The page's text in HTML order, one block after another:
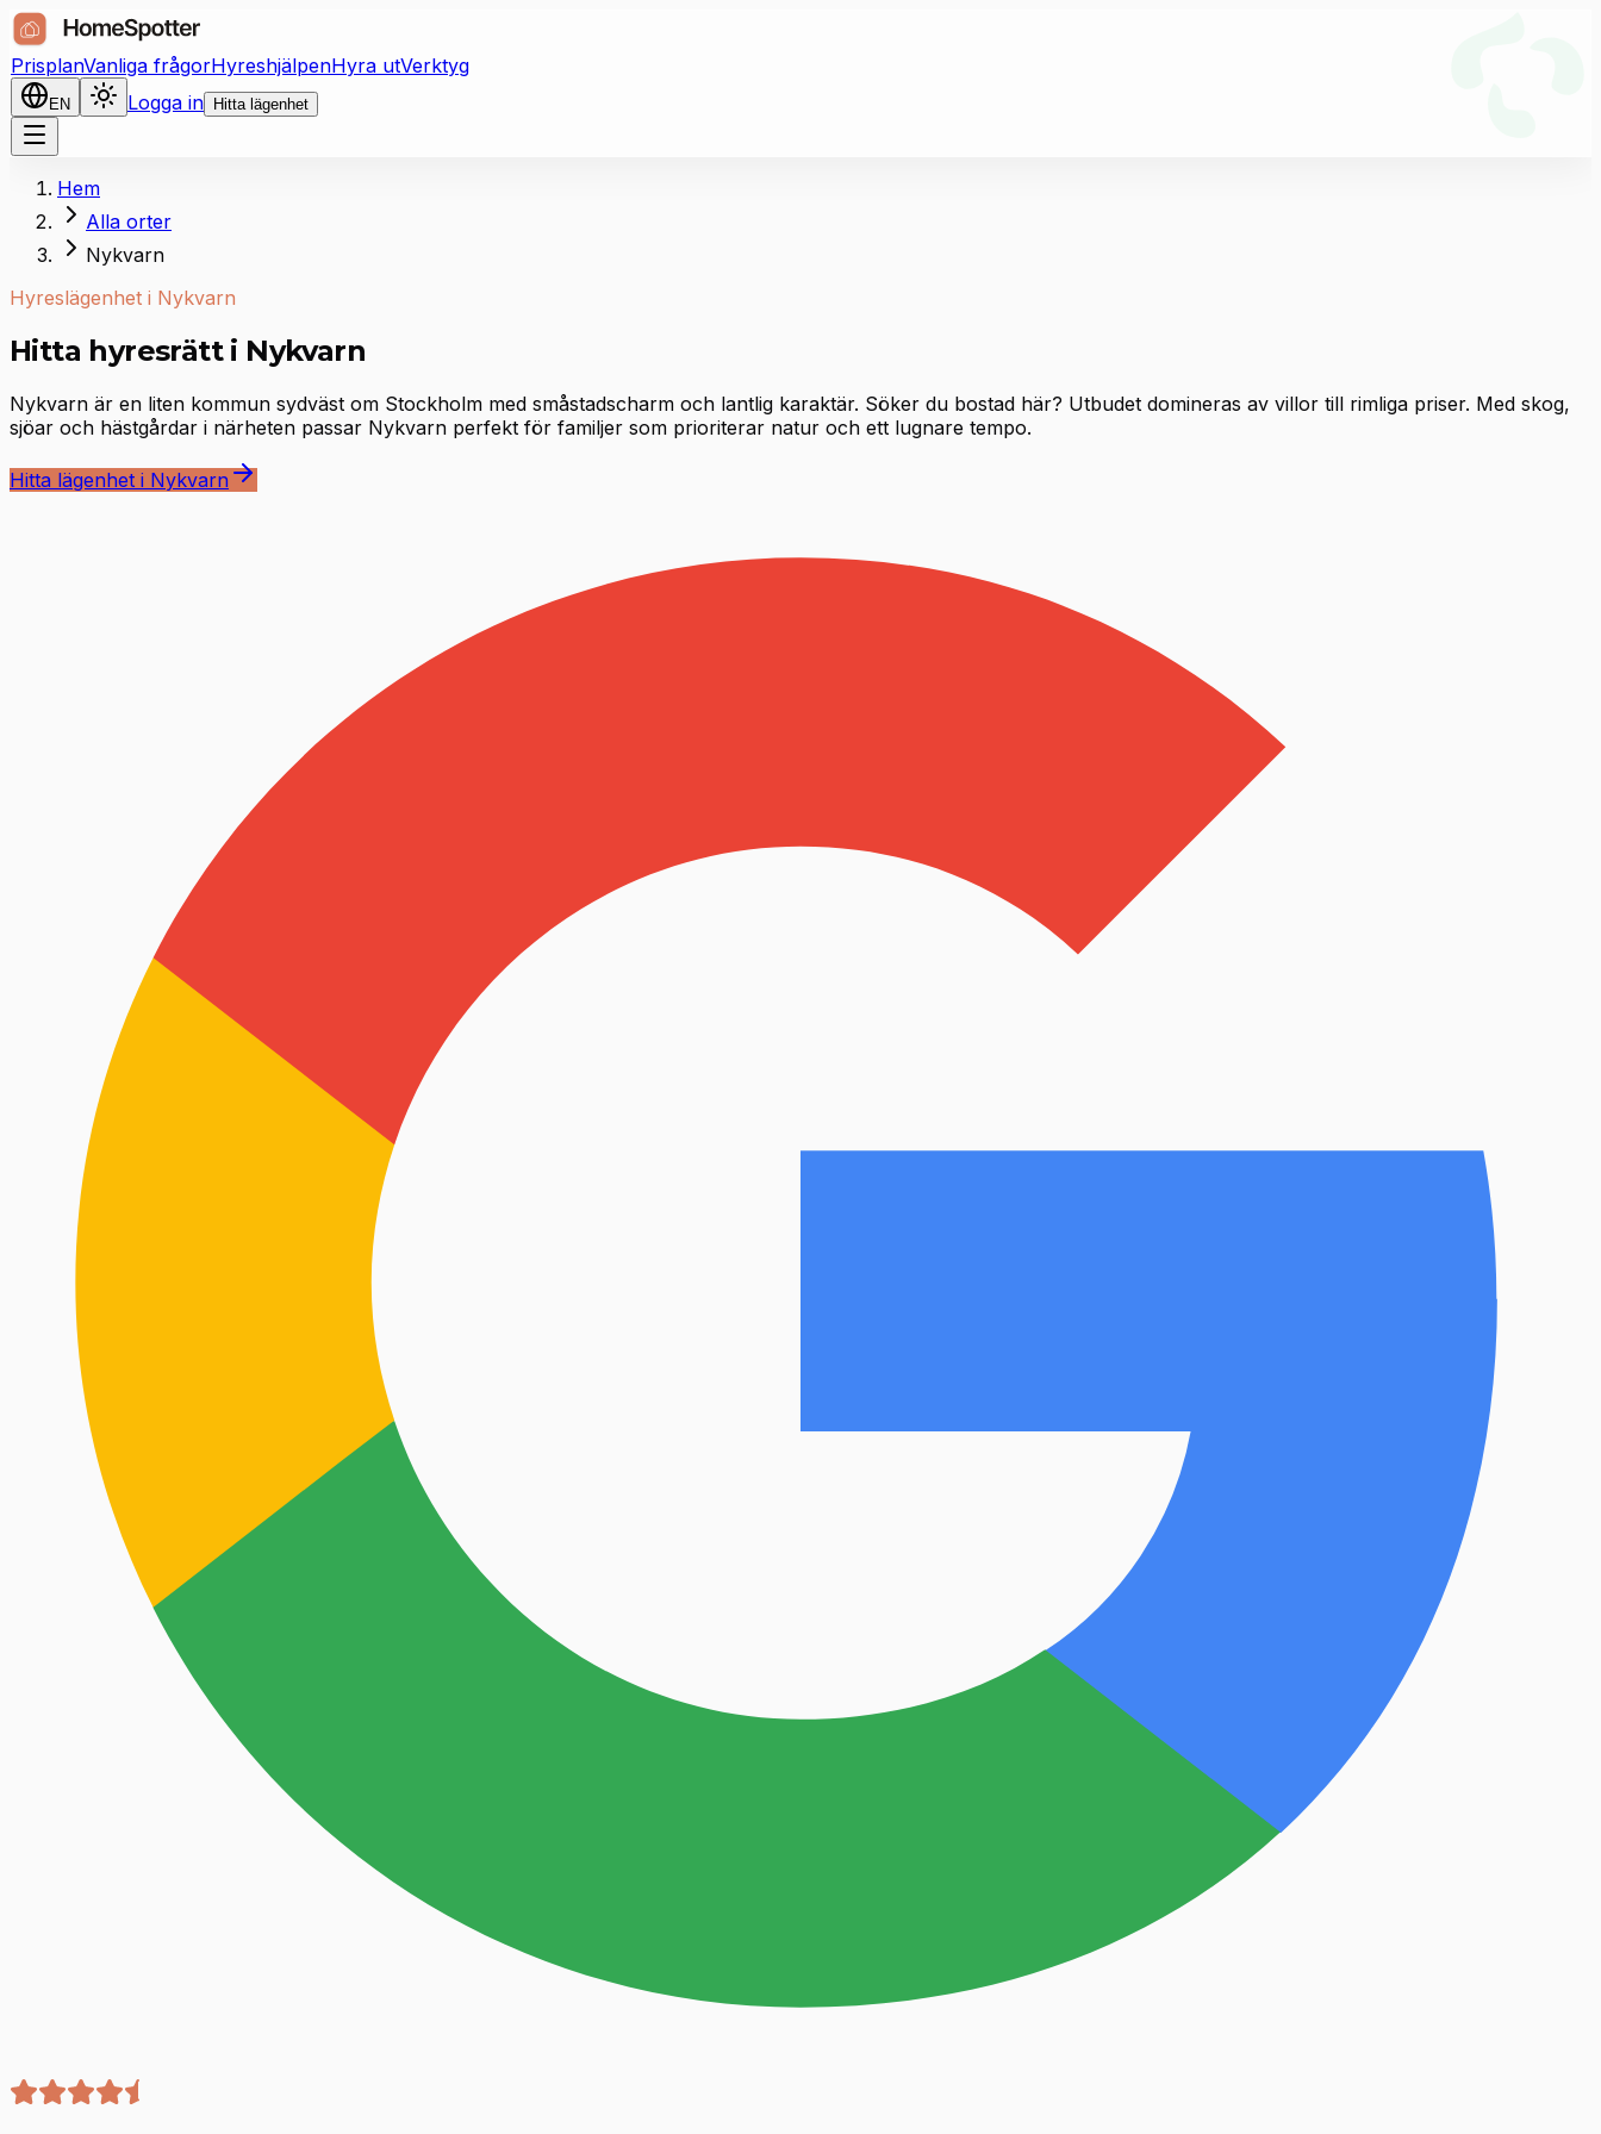
PrisplanVanliga frågorHyreshjälpenHyra utVerktyg
EN Logga in Hitta lägenhet
Hem
Alla orter
Nykvarn
Hyreslägenhet i Nykvarn
Hitta hyresrätt i Nykvarn
Nykvarn är en liten kommun sydväst om Stockholm med småstadscharm och lantlig karaktär. Söker du bostad här? Utbudet domineras av villor till rimliga priser. Med skog,
sjöar och hästgårdar i närheten passar Nykvarn perfekt för familjer som prioriterar natur och ett lugnare tempo.
Hitta lägenhet i Nykvarn